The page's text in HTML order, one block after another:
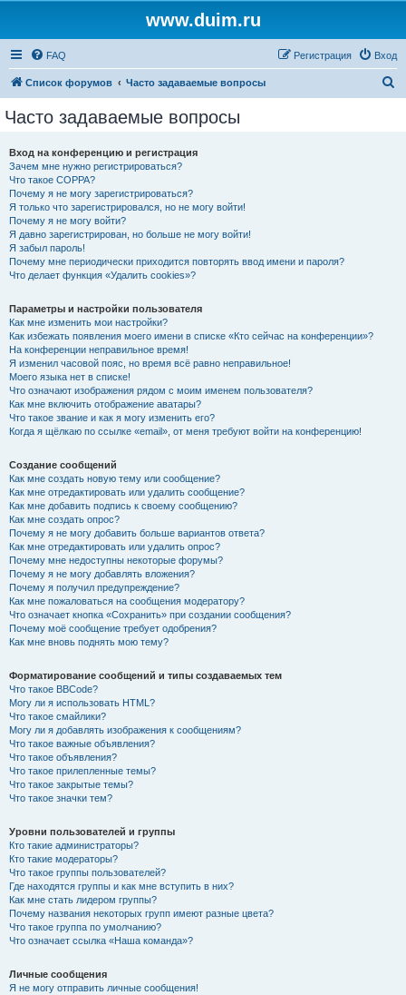
www.duim.ru
FAQ Вход
Регистрация
Список форумов Часто задаваемые вопросы
Часто задаваемые вопросы
Вход на конференцию и регистрация
Зачем мне нужно регистрироваться?
Что такое COPPA?
Почему я не могу зарегистрироваться?
Я только что зарегистрировался, но не могу войти!
Почему я не могу войти?
Я давно зарегистрирован, но больше не могу войти!
Я забыл пароль!
Почему мне периодически приходится повторять ввод имени и пароля?
Что делает функция «Удалить cookies»?
Параметры и настройки пользователя
Как мне изменить мои настройки?
Как избежать появления моего имени в списке «Кто сейчас на конференции»?
На конференции неправильное время!
Я изменил часовой пояс, но время всё равно неправильное!
Моего языка нет в списке!
Что означают изображения рядом с моим именем пользователя?
Как мне включить отображение аватары?
Что такое звание и как я могу изменить его?
Когда я щёлкаю по ссылке «email», от меня требуют войти на конференцию!
Создание сообщений
Как мне создать новую тему или сообщение?
Как мне отредактировать или удалить сообщение?
Как мне добавить подпись к своему сообщению?
Как мне создать опрос?
Почему я не могу добавить больше вариантов ответа?
Как мне отредактировать или удалить опрос?
Почему мне недоступны некоторые форумы?
Почему я не могу добавлять вложения?
Почему я получил предупреждение?
Как мне пожаловаться на сообщения модератору?
Что означает кнопка «Сохранить» при создании сообщения?
Почему моё сообщение требует одобрения?
Как мне вновь поднять мою тему?
Форматирование сообщений и типы создаваемых тем
Что такое BBCode?
Могу ли я использовать HTML?
Что такое смайлики?
Могу ли я добавлять изображения к сообщениям?
Что такое важные объявления?
Что такое объявления?
Что такое прилепленные темы?
Что такое закрытые темы?
Что такое значки тем?
Уровни пользователей и группы
Кто такие администраторы?
Кто такие модераторы?
Что такое группы пользователей?
Где находятся группы и как мне вступить в них?
Как мне стать лидером группы?
Почему названия некоторых групп имеют разные цвета?
Что такое группа по умолчанию?
Что означает ссылка «Наша команда»?
Личные сообщения
Я не могу отправить личные сообщения!